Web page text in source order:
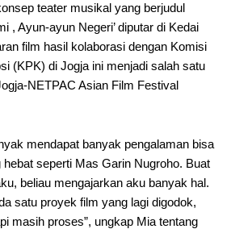
teater musikal yang berjudul
, Ayun-ayun Negeri’ diputar di Kedai
film hasil kolaborasi dengan Komisi
(KPK) di Jogja ini menjadi salah satu
NETPAC Asian Film Festival
mendapat banyak pengalaman bisa
hebat seperti Mas Garin Nugroho. Buat
beliau mengajarkan aku banyak hal.
satu proyek film yang lagi digodok,
masih proses”, ungkap Mia tentang